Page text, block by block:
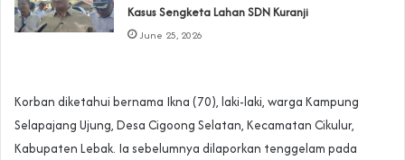
Kasus Sengketa Lahan SDN Kuranji‎
June 25, 2026
Korban diketahui bernama Ikna (70), laki-laki, warga Kampung
Selapajang Ujung, Desa Cigoong Selatan, Kecamatan Cikulur,
Kabupaten Lebak. Ia sebelumnya dilaporkan tenggelam pada